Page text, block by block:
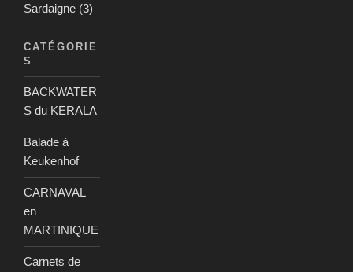
Sardaigne (3)
CATÉGORIE
S
BACKWATER
S du KERALA
Balade à
Keukenhof
CARNAVAL
en
MARTINIQUE
Carnets de